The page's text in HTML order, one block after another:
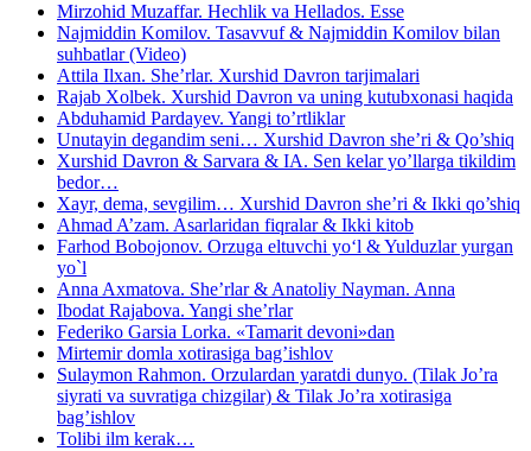
Mirzohid Muzaffar. Hechlik va Hellados. Esse
Najmiddin Komilov. Tasavvuf & Najmiddin Komilov bilan
suhbatlar (Video)
Attila Ilxan. She’rlar. Xurshid Davron tarjimalari
Rajab Xolbek. Xurshid Davron va uning kutubxonasi haqida
Abduhamid Pardayev. Yangi to’rtliklar
Unutayin degandim seni… Xurshid Davron she’ri & Qo’shiq
Xurshid Davron & Sarvara & IA. Sen kelar yo’llarga tikildim
bedor…
Xayr, dema, sevgilim… Xurshid Davron she’ri & Ikki qo’shiq
Ahmad A’zam. Asarlaridan fiqralar & Ikki kitob
Farhod Bobojonov. Orzuga eltuvchi yo‘l & Yulduzlar yurgan
yo`l
Anna Axmatova. She’rlar & Anatoliy Nayman. Anna
Ibodat Rajabova. Yangi she’rlar
Federiko Garsia Lorka. «Tamarit devoni»dan
Mirtemir domla xotirasiga bag’ishlov
Sulaymon Rahmon. Orzulardan yaratdi dunyo. (Tilak Jo’ra
siyrati va suvratiga chizgilar) & Tilak Jo’ra xotirasiga
bag’ishlov
Tolibi ilm kerak…